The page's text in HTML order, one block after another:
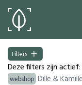
Filters
Filters
Deze filters zijn actief:
webshop Dille & Kamille